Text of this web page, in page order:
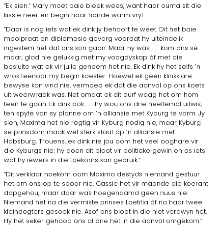
“Ek sien.” Mary moet baie bleek wees, want haar ouma sit die
kissie neer en begin haar hande warm vryf.
“Daar is nog iets wat ek dink jy behoort te weet. Dit het baie
mooipraat en diplomasie geverg voordat hy uiteindelik
ingestem het dat ons kon gaan. Maar hy was . . . kom ons sê
maar, glad nie gelukkig met my voogdyskap óf met die
besluite wat ek vir julle geneem het nie. Ek dink hy het selfs ’n
wrok teenoor my begin koester. Hoewel ek geen klinkklare
bewyse kon vind nie, vermoed ek dat die aanval op ons koets
uit weerwraak was. Net omdat ek dit durf waag het om hom
teen te gaan. Ek dink ook . . . hy wou ons drie heeltemal uitwis,
ten spyte van sy planne om ’n alliansie met Kyburg te vorm. Jy
sien, Maxima het nie regtig vir Kyburg nodig nie, maar Kyburg
se prinsdom maak wel sterk staat op ’n alliansie met
Habsburg. Trouens, ek dink nie jou oom het veel ooghare vir
die Kyburgs nie; hy doen dit bloot vir politieke gewin en as iets
wat hy iewers in die toekoms kan gebruik.”
“Dit verklaar hoekom oom Maxima destyds niemand gestuur
het om ons op te spoor nie. Cassie het vir maande die koerant
dopgehou, maar daar was hoegenaamd geen nuus nie.
Niemand het na die vermiste prinses Laetitia óf na haar twee
kleindogters gesoek nie. Asof ons bloot in die niet verdwyn het.
Hy het seker gehoop ons al drie het in die aanval omgekom.”